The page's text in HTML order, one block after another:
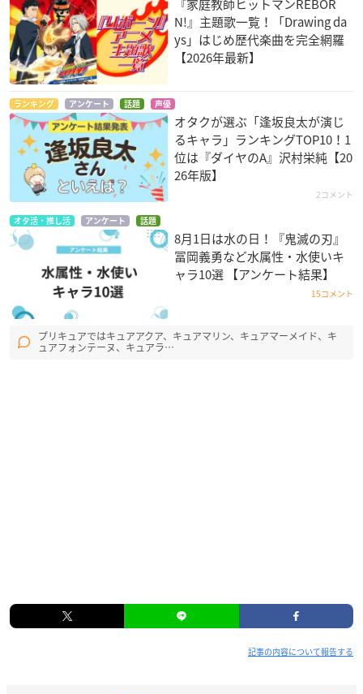
『家庭教師ヒットマンREBOR
N!』主題歌一覧！「Drawing da
ys」はじめ歴代楽曲を完全網羅
【2026年最新】
ランキング アンケート 話題 声優
オタクが選ぶ「逢坂良太が演じ
るキャラ」ランキングTOP10！1
位は『ダイヤのA』沢村栄純【20
26年版】
2コメント
オタ活・推し活 アンケート 話題
8月1日は水の日！『鬼滅の刃』
冨岡義勇など水属性・水使いキ
ャラ10選 【アンケート結果】
15コメント
プリキュアではキュアアクア、キュアマリン、キュアマーメイド、キ
ュアフォンテーヌ、キュアラ…
記事の内容について報告する